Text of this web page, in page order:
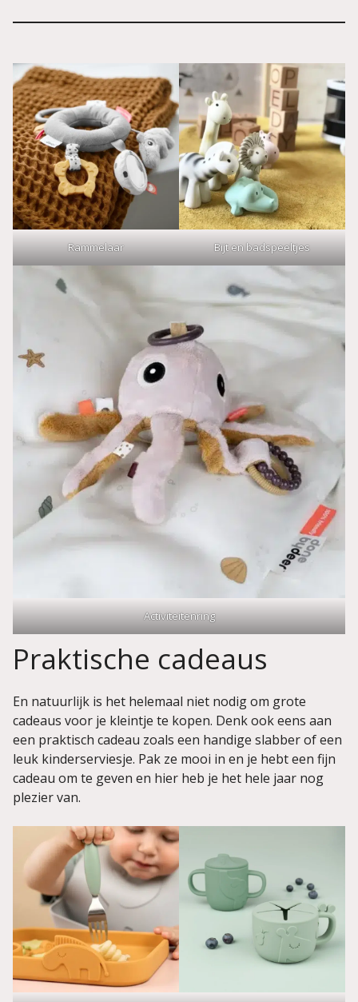
Rammelaar Bijt en badspeeltjes
Activiteitenring
Praktische cadeaus
En natuurlijk is het helemaal niet nodig om grote
cadeaus voor je kleintje te kopen. Denk ook eens aan
een praktisch cadeau zoals een handige slabber of een
leuk kinderserviesje. Pak ze mooi in en je hebt een fijn
cadeau om te geven en hier heb je het hele jaar nog
plezier van.